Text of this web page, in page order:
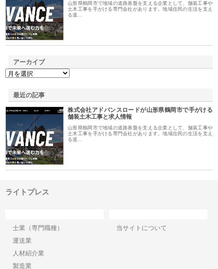
山形県鶴岡市で地域の道路基盤を支える企業として、舗装工事や
土木工事を手がける専門会社があります。地域住民の生活を支え
る道…
アーカイブ
最近の記事
株式会社アドバンスロードが山形県鶴岡市で手がける
舗装土木工事と求人情報
山形県鶴岡市で地域の道路基盤を支える企業として、舗装工事や
土木工事を手がける専門会社があります。地域住民の生活を支え
る道…
ライトプレス
士業（専門職種）
運送業
人材紹介業
製造業
当サイトについて